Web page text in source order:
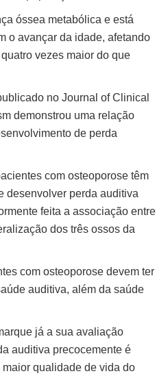
óssea metabólica e está
o avançar da idade, afetando
vezes maior do que
no Journal of Clinical
demonstrou uma relação
de perda
com osteoporose têm
desenvolver perda auditiva
feita a associação entre
dos três ossos da
com osteoporose devem ter
auditiva, além da saúde
já a sua avaliação
auditiva precocemente é
qualidade de vida do